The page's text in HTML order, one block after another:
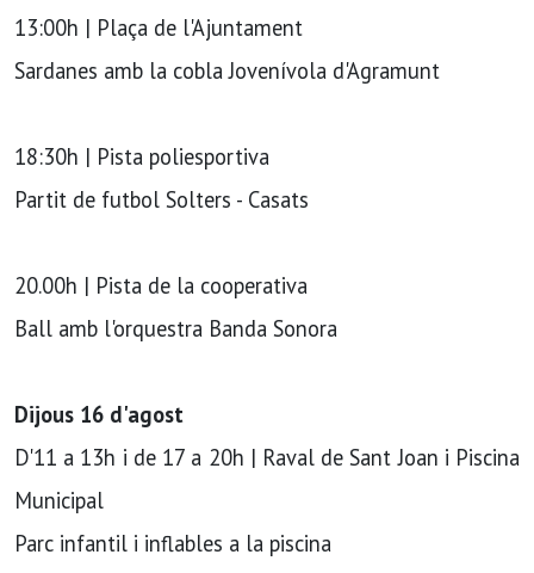
13:00h | Plaça de l'Ajuntament
Sardanes amb la cobla Jovenívola d'Agramunt
18:30h | Pista poliesportiva
Partit de futbol Solters - Casats
20.00h | Pista de la cooperativa
Ball amb l'orquestra Banda Sonora
Dijous 16 d'agost
D'11 a 13h i de 17 a 20h | Raval de Sant Joan i Piscina
Municipal
Parc infantil i inflables a la piscina